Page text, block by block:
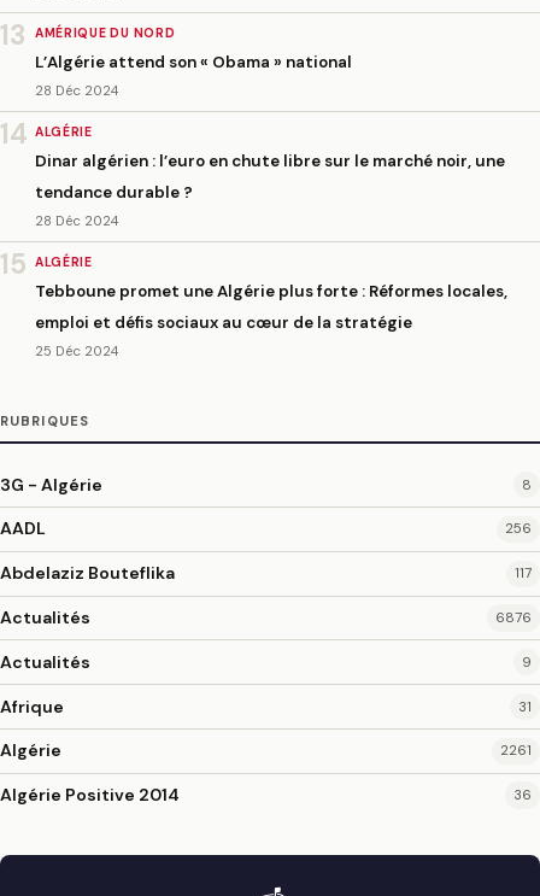
13 AMÉRIQUE DU NORD
L’Algérie attend son « Obama » national
28 Déc 2024
14 ALGÉRIE
Dinar algérien : l’euro en chute libre sur le marché noir, une
tendance durable ?
28 Déc 2024
15 ALGÉRIE
Tebboune promet une Algérie plus forte : Réformes locales,
emploi et défis sociaux au cœur de la stratégie
25 Déc 2024
RUBRIQUES
3G - Algérie 8
AADL 256
Abdelaziz Bouteflika 117
Actualités 6876
Actualités 9
Afrique 31
Algérie 2261
Algérie Positive 2014 36